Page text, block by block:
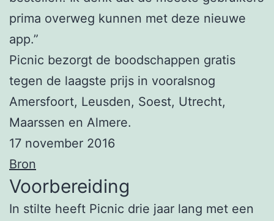
prima overweg kunnen met deze nieuwe
app.”
Picnic bezorgt de boodschappen gratis
tegen de laagste prijs in vooralsnog
Amersfoort, Leusden, Soest, Utrecht,
Maarssen en Almere.
17 november 2016
Bron
Voorbereiding
In stilte heeft Picnic drie jaar lang met een